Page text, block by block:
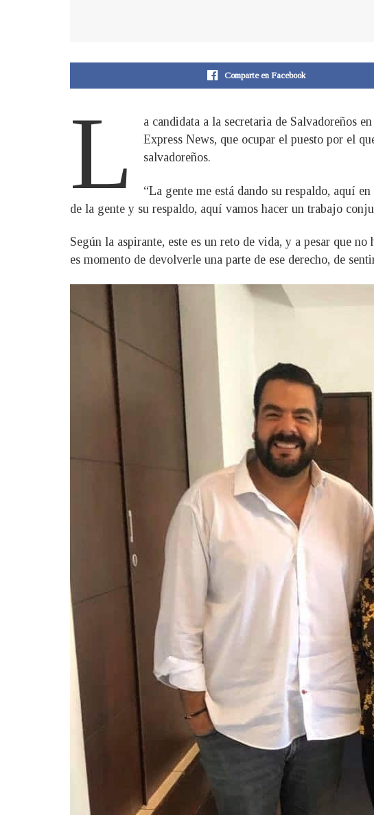
Comparte en Facebook
L
a candidata a la secretaria de Salvadoreños
Express News, que ocupar el puesto por el
salvadoreños.
“La gente me está dando su respaldo, aquí
de la gente y su respaldo, aquí vamos hacer un trabajo
Según la aspirante, este es un reto de vida, y a pesar que
es momento de devolverle una parte de ese derecho, de